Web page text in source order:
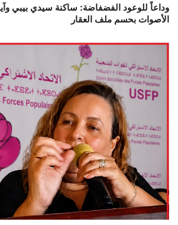
وداعاً للوعود الفضفاضة: ساكنة سيدي بيبي
الأصوات بحسم ملف العقار